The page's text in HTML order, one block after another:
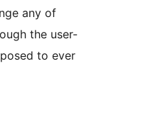
any of
the user-
to ever